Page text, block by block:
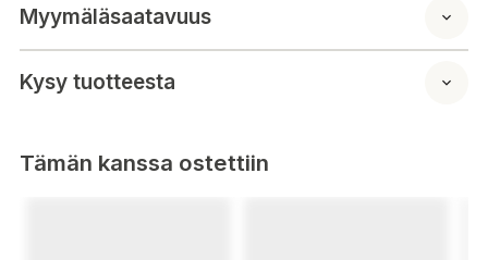
Myymäläsaatavuus
Kysy tuotteesta
Tämän kanssa ostettiin